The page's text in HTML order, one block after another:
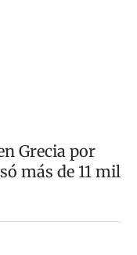
Grecia por
más de 11 mil